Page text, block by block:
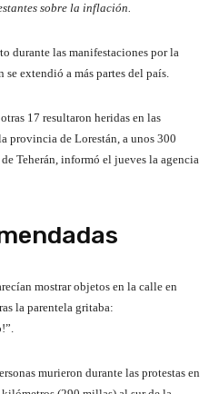
sobre la inflación.
durante las manifestaciones por la
se extendió a más partes del país.
17 resultaron heridas en las
provincia de Lorestán, a unos 300
Teherán, informó el jueves la agencia
mostrar objetos en la calle en
la parentela gritaba:
murieron durante las protestas en